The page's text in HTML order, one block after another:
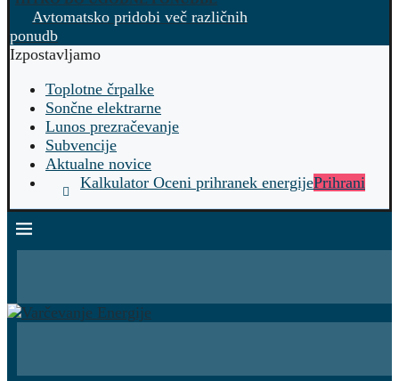
Avtomatsko pridobi več različnih
ponudb
Izpostavljamo
Toplotne črpalke
Sončne elektrarne
Lunos prezračevanje
Subvencije
Aktualne novice
Kalkulator Oceni prihranek energijePrihrani